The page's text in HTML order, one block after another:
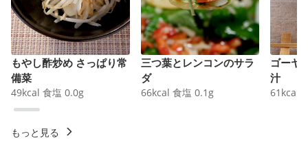
もやし酢炒め さっぱり常
備菜
49kcal 食塩 0.0g
三つ葉とレンコンのサラ
ダ
66kcal 食塩 0.1 g
ゴーヤ
汁
61 kcal
もっと見る